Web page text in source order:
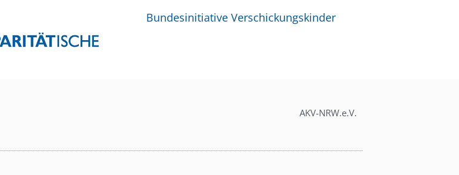
Bundesinitiative Verschickungskinder
AKV-NRW.e.V.